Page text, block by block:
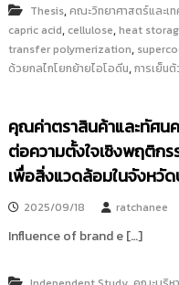
Thesis,คณะวิทยาศาสตร์และเ
capric acid, cellulose,heat
transfer polymerization,
ด้วยกลไกโยกย้ายไอโอดีน,การเย็น
คุณค่าตราสินค้าและทัศ
ต่อความตั้งใจเชิงพฤติก
เพื่อสิ่งแวดล้อมในจังหวั
2025/09/18 ratchanee
Influence of brand e […]